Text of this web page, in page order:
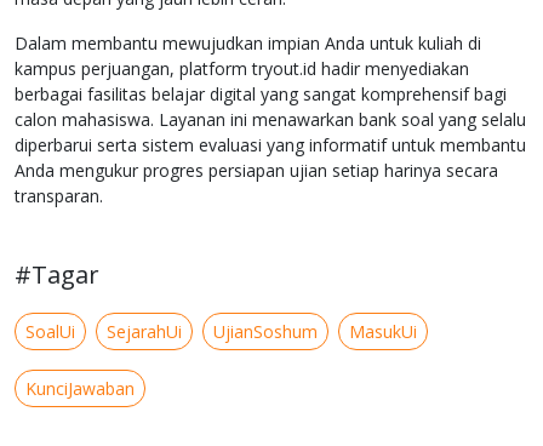
Dalam membantu mewujudkan impian Anda untuk kuliah di
kampus perjuangan, platform tryout.id hadir menyediakan
berbagai fasilitas belajar digital yang sangat komprehensif bagi
calon mahasiswa. Layanan ini menawarkan bank soal yang selalu
diperbarui serta sistem evaluasi yang informatif untuk membantu
Anda mengukur progres persiapan ujian setiap harinya secara
transparan.
#Tagar
SoalUi SejarahUi UjianSoshum MasukUi
KunciJawaban